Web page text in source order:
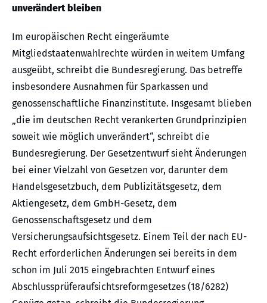
unverändert bleiben
Im europäischen Recht eingeräumte
Mitgliedstaatenwahlrechte würden in weitem Umfang
ausgeübt, schreibt die Bundesregierung. Das betreffe
insbesondere Ausnahmen für Sparkassen und
genossenschaftliche Finanzinstitute. Insgesamt blieben
„die im deutschen Recht verankerten Grundprinzipien
soweit wie möglich unverändert“, schreibt die
Bundesregierung. Der Gesetzentwurf sieht Änderungen
bei einer Vielzahl von Gesetzen vor, darunter dem
Handelsgesetzbuch, dem Publizitätsgesetz, dem
Aktiengesetz, dem GmbH-Gesetz, dem
Genossenschaftsgesetz und dem
Versicherungsaufsichtsgesetz. Einem Teil der nach EU-
Recht erforderlichen Änderungen sei bereits in dem
schon im Juli 2015 eingebrachten Entwurf eines
Abschlussprüferaufsichtsreformgesetzes (18/6282)